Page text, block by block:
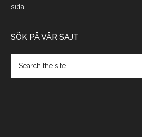
sida
SÖK PÅ VÅR SAJT
the